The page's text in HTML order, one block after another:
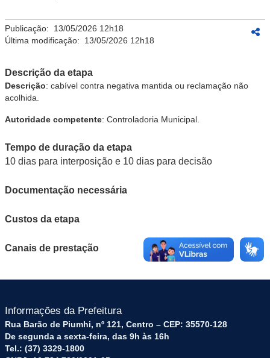
Publicação: 13/05/2026 12h18
Última modificação: 13/05/2026 12h18
Descrição da etapa
Descrição: cabível contra negativa mantida ou reclamação não
acolhida.
Autoridade competente: Controladoria Municipal.
Tempo de duração da etapa
10 dias para interposição e 10 dias para decisão
Documentação necessária
Custos da etapa
Canais de prestação
Informações da Prefeitura
Rua Barão de Piumhi, nº 121, Centro – CEP: 35570-128
De segunda a sexta-feira, das 9h às 16h
Tel.: (37) 3329-1800